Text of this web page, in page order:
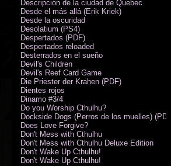
Descripción de la ciudad de Quebec
Desde el más allá (Erik Kriek)
Desde la oscuridad
Desolatium (PS4)
Despertados (PDF)
Despertados reloaded
Desterrados en el sueño
Devil's Children
Devil's Reef Card Game
Die Priester der Krahen (PDF)
Dientes rojos
Dinamo #3/4
Do you Worship Cthulhu?
Dockside Dogs (Perros de los muelles) (PDF)
Does Love Forgive?
Don't Mess with Cthulhu
Don't Mess with Cthulhu Deluxe Edition
Don't Wake Up Cthulhu!
Don't Wake Up Cthulhu!